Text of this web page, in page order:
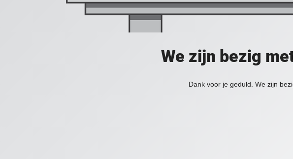
We zijn bezig
Dank voor je geduld. We zijn